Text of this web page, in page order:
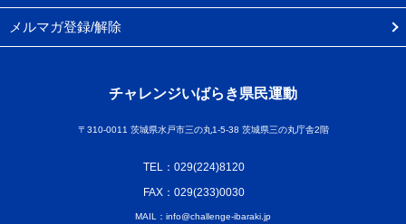
メルマガ登録/解除
チャレンジいばらき県民運動
〒310-0011 茨城県水戸市三の丸1-5-38 茨城県三の丸庁舎2階
TEL：029(224)8120
FAX：029(233)0030
MAIL：info@challenge-ibaraki.jp